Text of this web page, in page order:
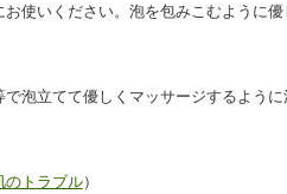
使いください。泡を包みこむように
泡立てて優しくマッサージするよう
のトラブル）